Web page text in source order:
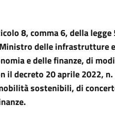
8, comma 6, della
delle infrastrutture
e delle finanze, di
il decreto 20 aprile 2022,
sostenibili, di